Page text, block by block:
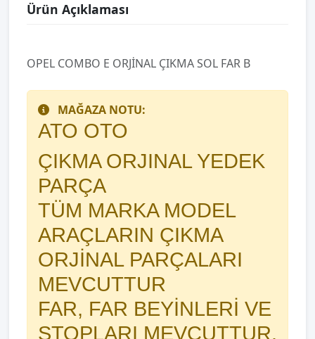
Ürün Açıklaması
OPEL COMBO E ORJİNAL ÇIKMA SOL FAR B
MAĞAZA NOTU:
ATO OTO
ÇIKMA ORJINAL YEDEK
PARÇA
TÜM MARKA MODEL
ARAÇLARIN ÇIKMA
ORJİNAL PARÇALARI
MEVCUTTUR
FAR, FAR BEYİNLERİ VE
STOPLARI MEVCUTTUR.